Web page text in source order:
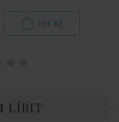
199 Kč
LÍBIT